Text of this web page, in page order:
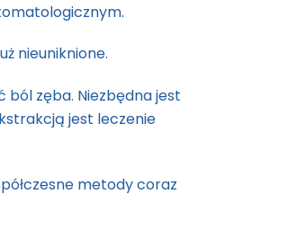
nieuniknione.
zęba. Niezbędna jest
jest leczenie
metody coraz